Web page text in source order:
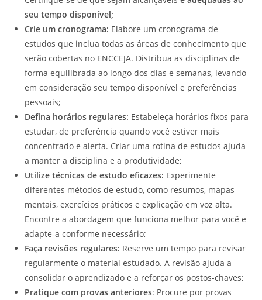
seu tempo disponível;
Crie um cronograma: Elabore um cronograma de
estudos que inclua todas as áreas de conhecimento que
serão cobertas no ENCCEJA. Distribua as disciplinas de
forma equilibrada ao longo dos dias e semanas, levando
em consideração seu tempo disponível e preferências
pessoais;
Defina horários regulares: Estabeleça horários fixos para
estudar, de preferência quando você estiver mais
concentrado e alerta. Criar uma rotina de estudos ajuda
a manter a disciplina e a produtividade;
Utilize técnicas de estudo eficazes: Experimente
diferentes métodos de estudo, como resumos, mapas
mentais, exercícios práticos e explicação em voz alta.
Encontre a abordagem que funciona melhor para você e
adapte-a conforme necessário;
Faça revisões regulares: Reserve um tempo para revisar
regularmente o material estudado. A revisão ajuda a
consolidar o aprendizado e a reforçar os postos-chaves;
Pratique com provas anteriores: Procure por provas